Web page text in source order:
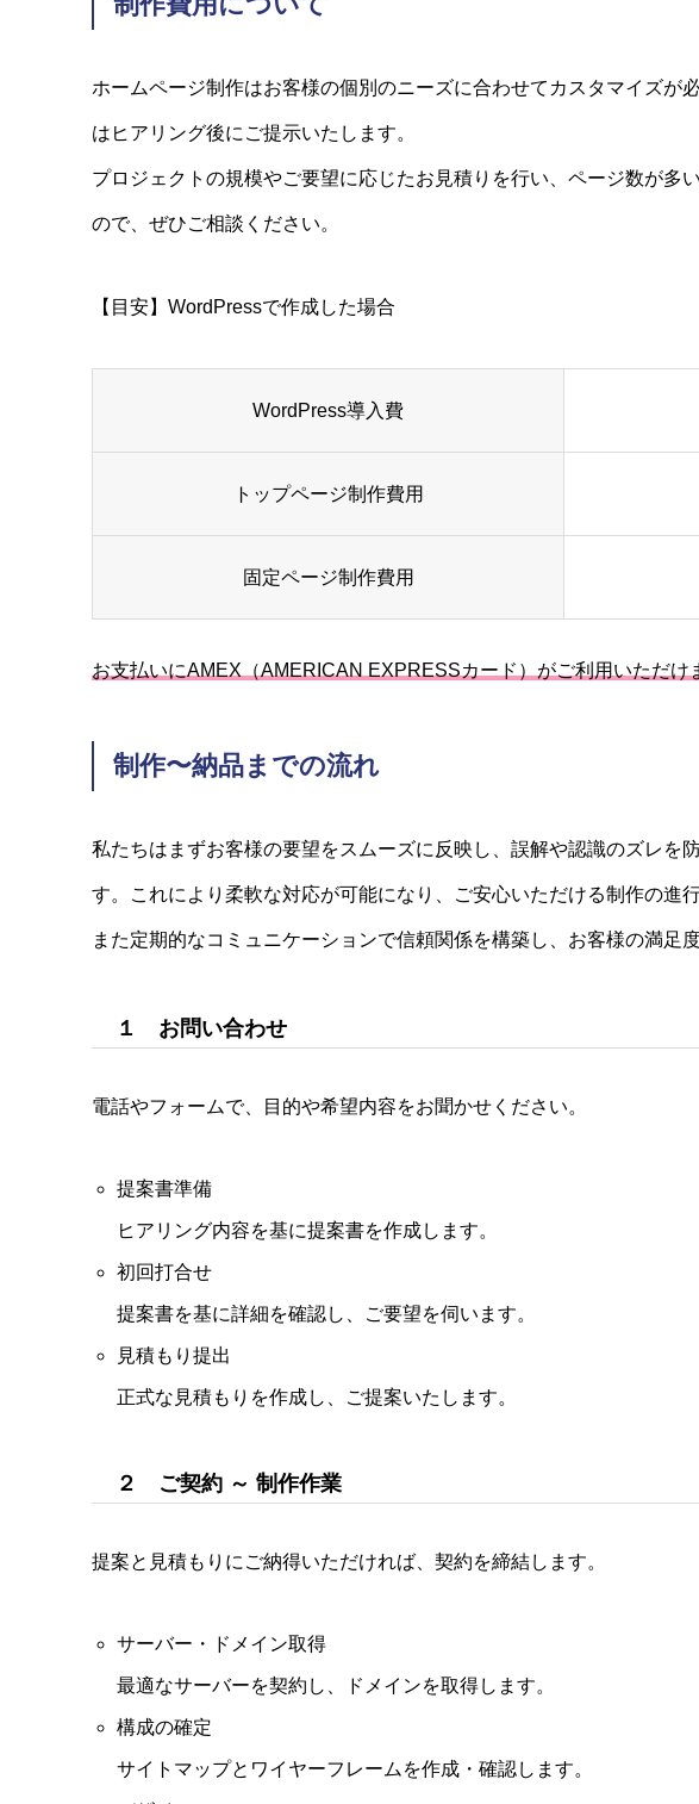
ホームページ制作はお客様の個別のニーズに合わせてカスタマイズが
はヒアリング後にご提示いたします。
プロジェクトの規模やご要望に応じたお見積りを行い、ページ数が多
ので、ぜひご相談ください。
【目安】WordPressで作成した場合
WordPress導入費
トップページ制作費用
固定ページ制作費用
お支払いにAMEX（AMERICAN EXPRESSカード）がご利用いただけ
制作〜納品までの流れ
私たちはまずお客様の要望をスムーズに反映し、誤解や認識のズレを
す。これにより柔軟な対応が可能になり、ご安心いただける制作の進行
また定期的なコミュニケーションで信頼関係を構築し、お客様の満足
１ お問い合わせ
電話やフォームで、目的や希望内容をお聞かせください。
提案書準備
ヒアリング内容を基に提案書を作成します。
初回打合せ
提案書を基に詳細を確認し、ご要望を伺います。
見積もり提出
正式な見積もりを作成し、ご提案いたします。
２ ご契約 ～ 制作作業
提案と見積もりにご納得いただければ、契約を締結します。
サーバー・ドメイン取得
最適なサーバーを契約し、ドメインを取得します。
構成の確定
サイトマップとワイヤーフレームを作成・確認します。